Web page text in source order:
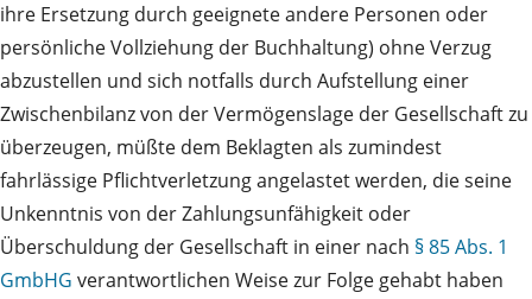
ihre Ersetzung durch geeignete andere Personen oder
persönliche Vollziehung der Buchhaltung) ohne Verzug
abzustellen und sich notfalls durch Aufstellung einer
Zwischenbilanz von der Vermögenslage der Gesellschaft zu
überzeugen, müßte dem Beklagten als zumindest
fahrlässige Pflichtverletzung angelastet werden, die seine
Unkenntnis von der Zahlungsunfähigkeit oder
Überschuldung der Gesellschaft in einer nach § 85 Abs. 1
GmbHG verantwortlichen Weise zur Folge gehabt haben